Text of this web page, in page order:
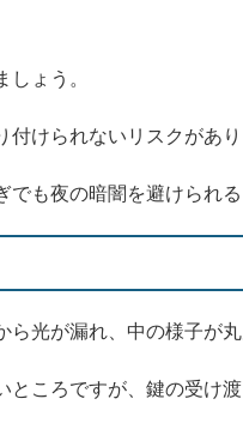
ょう。
けられないリスクがあり
も夜の暗闇を避けられる
光が漏れ、中の様子が丸
ころですが、鍵の受け